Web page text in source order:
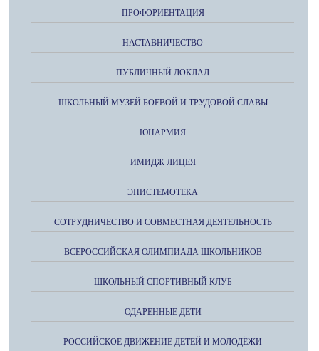
ПРОФОРИЕНТАЦИЯ
НАСТАВНИЧЕСТВО
ПУБЛИЧНЫЙ ДОКЛАД
ШКОЛЬНЫЙ МУЗЕЙ БОЕВОЙ И ТРУДОВОЙ СЛАВЫ
ЮНАРМИЯ
ИМИДЖ ЛИЦЕЯ
ЭПИСТЕМОТЕКА
СОТРУДНИЧЕСТВО И СОВМЕСТНАЯ ДЕЯТЕЛЬНОСТЬ
ВСЕРОССИЙСКАЯ ОЛИМПИАДА ШКОЛЬНИКОВ
ШКОЛЬНЫЙ СПОРТИВНЫЙ КЛУБ
ОДАРЕННЫЕ ДЕТИ
РОССИЙСКОЕ ДВИЖЕНИЕ ДЕТЕЙ И МОЛОДЁЖИ